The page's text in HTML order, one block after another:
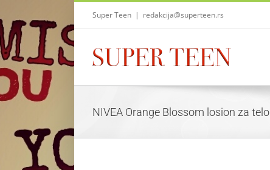
to
content
Super Teen | redakcija@superteen.rs
NIVEA Orange Blossom losion za telo